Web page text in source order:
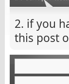
2. if you
this post